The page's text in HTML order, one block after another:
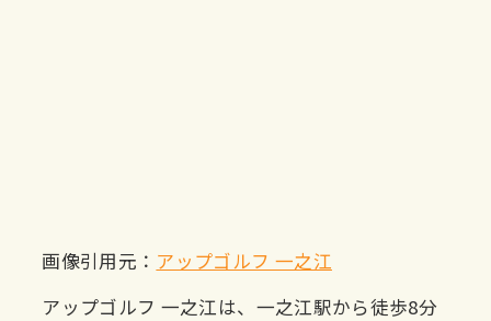
画像引用元： アップゴルフ 一之江
アップゴルフ 一之江は、一之江駅から徒歩8分